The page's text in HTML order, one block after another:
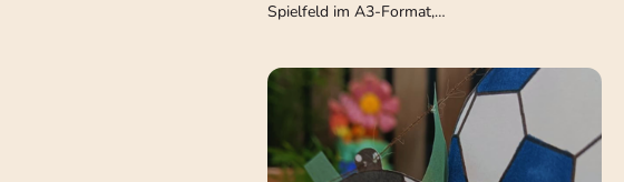
Spielfeld im A3-Format,…